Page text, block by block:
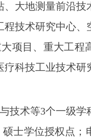
大地测量前沿技
技术研究中心、
项目、重大工程
科技工业技术研
技术等3个一级学
士学位授权点；